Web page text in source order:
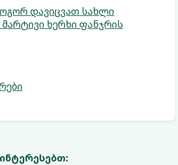
დავიცვათ სახლი
მარტივი ხერხი ფანჯრის